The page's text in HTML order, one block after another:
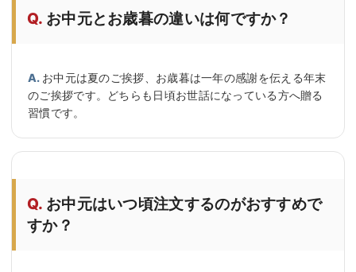
お中元とお歳暮の違いは何ですか？
お中元は夏のご挨拶、お歳暮は一年の感謝を伝える年末
のご挨拶です。どちらも日頃お世話になっている方へ贈る
習慣です。
お中元はいつ頃注文するのがおすすめで
すか？